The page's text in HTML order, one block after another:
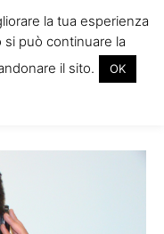
la tua esperienza
si può continuare la
il sito.
OK